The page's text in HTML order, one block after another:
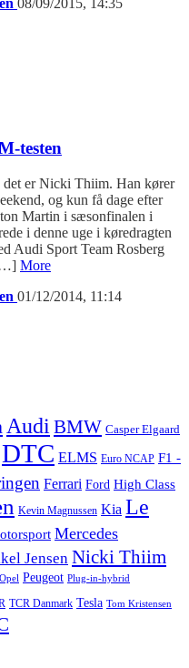
08/09/2015, 14:35
testen
det er Nicki Thiim. Han kører
og kun få dage efter
Martin i sæsonfinalen i
i denne uge i køredragten
Audi Sport Team Rosberg
More
01/12/2014, 11:14
Audi BMW Casper Elgaard
DTC ELMS Euro NCAP F1 -
Ferrari Ford High Class
Kevin Magnussen Kia Le
Mercedes
Jensen Nicki Thiim
Opel Peugeot Plug-in-hybrid
TCR Danmark Tesla Tom Kristensen